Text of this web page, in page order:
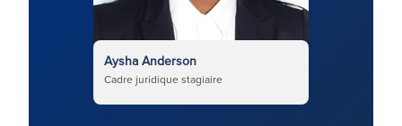
Aysha Anderson
Cadre juridique stagiaire